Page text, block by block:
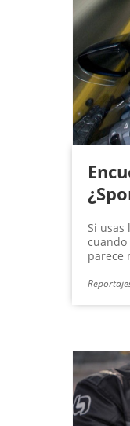
Si usas
cuando
parece